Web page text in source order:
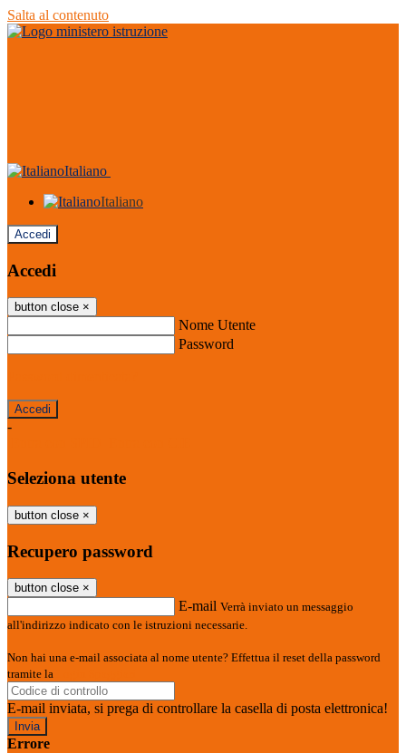
Salta al contenuto
Italiano
Italiano
Accedi
Accedi
button close ×
Nome Utente
Password
-
Seleziona utente
button close ×
Recupero password
button close ×
E-mail Verrà inviato un messaggio
all'indirizzo indicato con le istruzioni necessarie.
Non hai una e-mail associata al nome utente? Effettua il reset della password
tramite la
E-mail inviata, si prega di controllare la casella di posta elettronica!
Errore